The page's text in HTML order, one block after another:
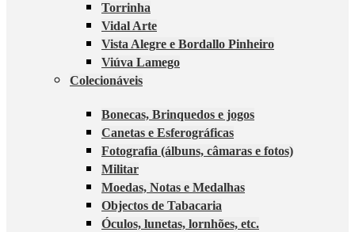
Torrinha
Vidal Arte
Vista Alegre e Bordallo Pinheiro
Viúva Lamego
Colecionáveis
Bonecas, Brinquedos e jogos
Canetas e Esferográficas
Fotografia (álbuns, câmaras e fotos)
Militar
Moedas, Notas e Medalhas
Objectos de Tabacaria
Óculos, lunetas, lornhões, etc.